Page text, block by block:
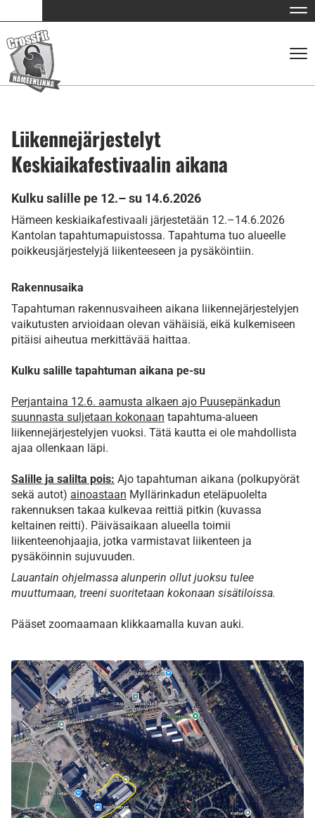
Liikennejärjestelyt
Keskiaikafestivaalin aikana
Kulku salille pe 12.– su 14.6.2026
​​​​​​​Hämeen keskiaikafestivaali järjestetään 12.–14.6.2026
Kantolan tapahtumapuistossa. Tapahtuma tuo alueelle
poikkeusjärjestelyjä liikenteeseen ja pysäköintiin.
Rakennusaika
Tapahtuman rakennusvaiheen aikana liikennejärjestelyjen
vaikutusten arvioidaan olevan vähäisiä, eikä kulkemiseen
pitäisi aiheutua merkittävää haittaa.
Kulku salille tapahtuman aikana pe-su
Perjantaina 12.6. aamusta alkaen ajo Puusepänkadun
suunnasta suljetaan kokonaan tapahtuma-alueen
liikennejärjestelyjen vuoksi. Tätä kautta ei ole mahdollista
ajaa ollenkaan läpi.
Salille ja salilta pois: Ajo tapahtuman aikana (polkupyörät
sekä autot) ainoastaan Myllärinkadun eteläpuolelta
rakennuksen takaa kulkevaa reittiä pitkin (kuvassa
keltainen reitti). Päiväsaikaan alueella toimii
liikenteenohjaajia, jotka varmistavat liikenteen ja
pysäköinnin sujuvuuden.
Lauantain ohjelmassa alunperin ollut juoksu tulee
muuttumaan, treeni suoritetaan kokonaan sisätiloissa.
Pääset zoomaamaan klikkaamalla kuvan auki.